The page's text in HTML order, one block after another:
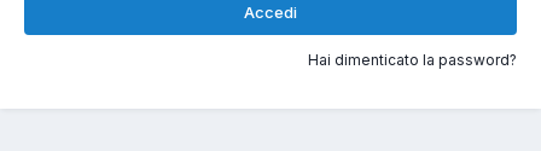
Accedi
Hai dimenticato la password?